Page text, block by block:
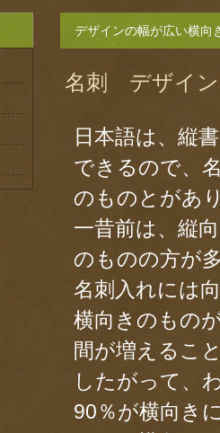
デザインの幅が広い横向
名刺 デザイ
日本語は、縦
できるので、
のものとがあ
一昔前は、縦
のものの方が
名刺入れには
横向きのもの
間が増えるこ
したがって、
90％が横向き